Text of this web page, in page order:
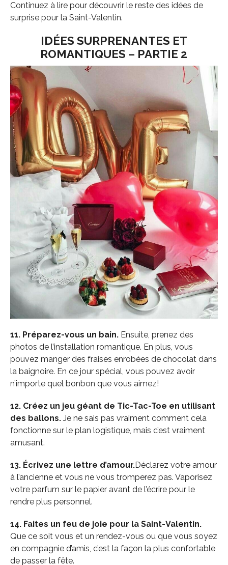
Continuez à lire pour découvrir le reste des idées de
surprise pour la Saint-Valentin.
IDÉES SURPRENANTES ET
ROMANTIQUES – PARTIE 2
11. Préparez-vous un bain.Ensuite, prenez des
photos de l’installation romantique. En plus, vous
pouvez manger des fraises enrobées de chocolat dans
la baignoire. En ce jour spécial, vous pouvez avoir
n’importe quel bonbon que vous aimez!
12. Créez un jeu géant de Tic-Tac-Toe en utilisant
des ballons.Je ne sais pas vraiment comment cela
fonctionne sur le plan logistique, mais c’est vraiment
amusant.
13. Écrivez une lettre d’amour.Déclarez votre amour
à l’ancienne et vous ne vous tromperez pas. Vaporisez
votre parfum sur le papier avant de l’écrire pour le
rendre plus personnel.
14. Faites un feu de joie pour la Saint-Valentin.
Que ce soit vous et un rendez-vous ou que vous soyez
en compagnie d’amis, c’est la façon la plus confortable
de passer la fête.